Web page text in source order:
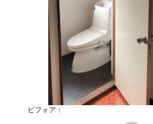
ビフォア：